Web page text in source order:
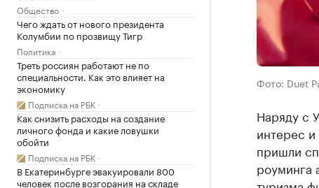
Общество
Чего ждать от нового президента
Колумбии по прозвищу Тигр
Политика
Треть россиян работают не по
специальности. Как это влияет на
экономику
Подписка на РБК
Как снизить расходы на создание
личного фонда и какие ловушки
обойти
Подписка на РБК
В Екатеринбурге эвакуировали 800
человек после возгорания на складе
Фото: Duet
Наряду с
интерес
пришли
роуминга